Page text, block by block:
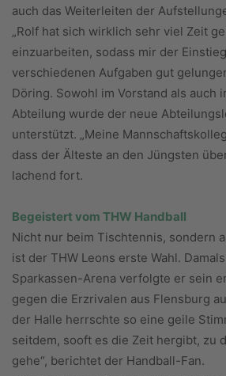
auch das Weiterleiten der
„Rolf hat sich wirklich sehr viel Zeit
einzuarbeiten, sodass mir der
verschiedenen Aufgaben gut
Döring. Sowohl im Vorstand als auch
Abteilung wurde der neue
unterstützt. „Meine
dass der Älteste an den Jüngsten
lachend fort.
Begeistert vom THW Handball
Nicht nur beim Tischtennis, sondern
ist der THW Leons erste Wahl.
Sparkassen-Arena verfolgte er sein
gegen die Erzrivalen aus Flensburg
der Halle herrschte so eine geile
seitdem, sooft es die Zeit hergibt, zu
gehe“, berichtet der Handball-Fan.